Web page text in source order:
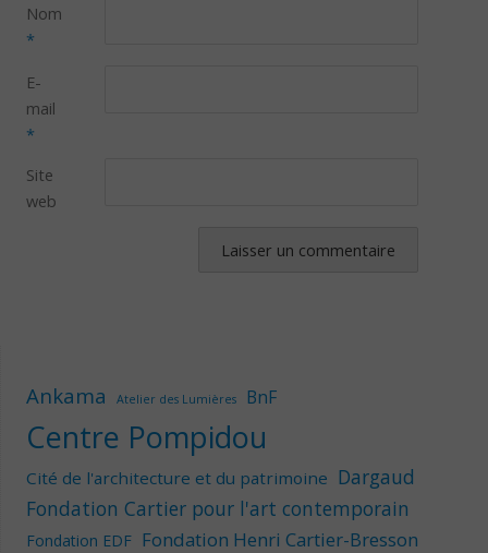
Nom
*
E-
mail
*
Site
web
Ankama Atelier des Lumières BnF
Centre Pompidou
Cité de l'architecture et du patrimoine Dargaud
Fondation Cartier pour l'art contemporain
Fondation EDF Fondation Henri Cartier-Bresson